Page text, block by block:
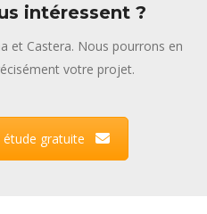
intéressent ?
et Castera. Nous pourrons en
votre projet.
gratuite